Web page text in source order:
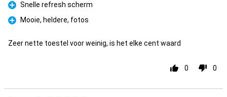
Pro
Snelle refresh scherm
Pro
Mooie, heldere, fotos
Zeer nette toestel voor weinig, is het elke cent waard
0 0